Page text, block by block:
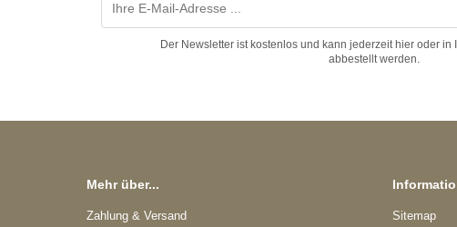
Der Newsletter ist kostenlos und kann jederzeit hier oder
abbestellt werden.
Mehr über...
Zahlung & Versand Sitemap